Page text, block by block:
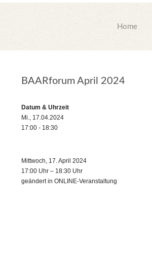
Home
BAARforum April 2024
Datum & Uhrzeit
Mi., 17.04.2024
17:00 - 18:30
Mittwoch, 17. April 2024
17:00 Uhr – 18:30 Uhr
geändert in ONLINE-Veranstaltung